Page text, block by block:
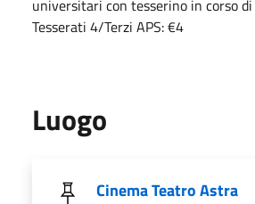
universitari con tesserino in corso
Tesserati 4/Terzi APS: €4
Luogo
Cinema Teatro Astra